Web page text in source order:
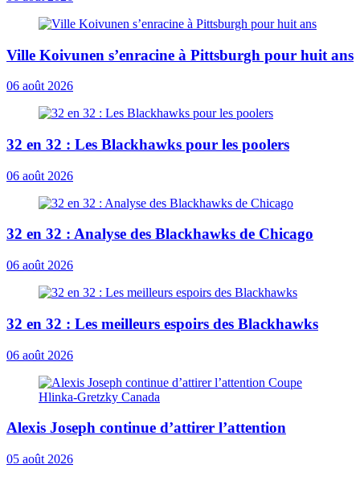
Ville Koivunen s’enracine à Pittsburgh pour huit ans
06 août 2026
32 en 32 : Les Blackhawks pour les poolers
06 août 2026
32 en 32 : Analyse des Blackhawks de Chicago
06 août 2026
32 en 32 : Les meilleurs espoirs des Blackhawks
06 août 2026
Alexis Joseph continue d’attirer l’attention
05 août 2026